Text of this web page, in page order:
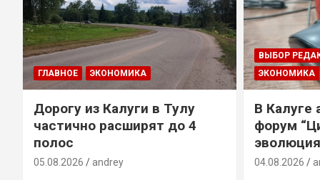
ГЛАВНОЕ ЭКОНОМИКА
Дорогу из Калуги в Тулу
частично расширят до 4
полос
05.08.2026 andrey
ВЫБОР
ЭКОНОМИКА
В Калуге
форум
04.08.2026